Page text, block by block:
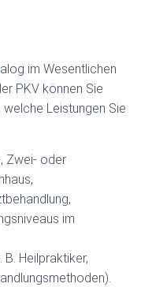
im Wesentlichen
PKV können Sie
Leistungen Sie
Zwei- oder
im
Heilpraktiker,